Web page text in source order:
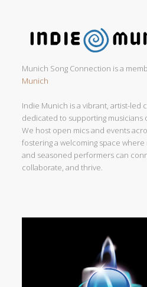
Munich Song Connection is a
Munich
Indie Munich is a vibrant, artist-led
dedicated to supporting musicians
We host open mics and events
fostering a welcoming space
and seasoned performers can
collaborate, and thrive.